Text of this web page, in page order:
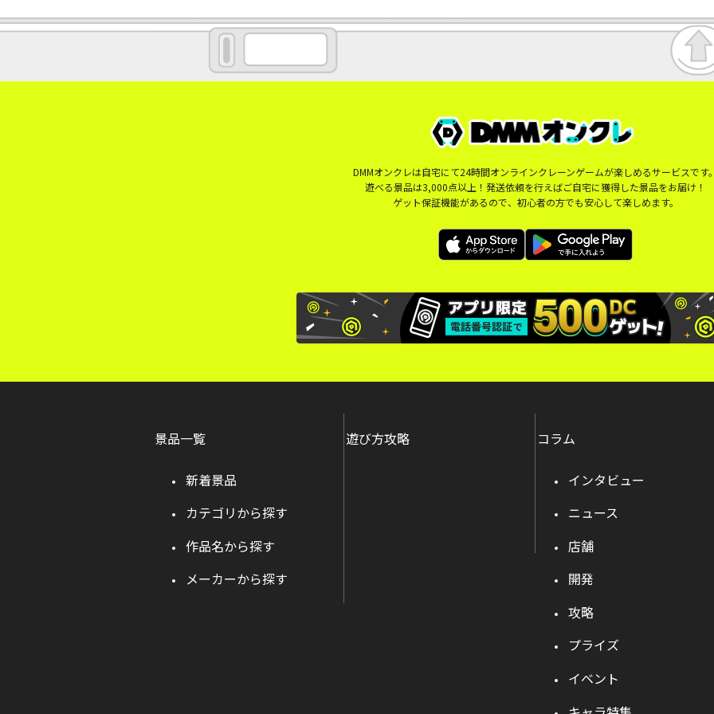
DMMオンクレは自宅にて24時間オンラインクレーンゲームが楽しめるサービスです
遊べる景品は3,000点以上！発送依頼を行えばご自宅に獲得した景品をお届け！
ゲット保証機能があるので、初心者の方でも安心して楽しめます。
景品一覧
新着景品
カテゴリから探す
作品名から探す
メーカーから探す
遊び方攻略 コラム
インタビュー
ニュース
店舗
開発
攻略
プライズ
イベント